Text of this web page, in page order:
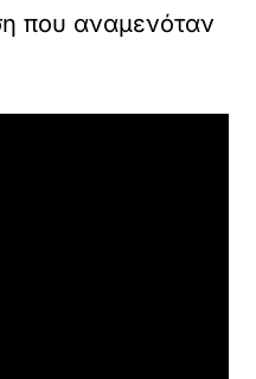
που αναμενόταν